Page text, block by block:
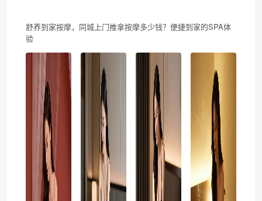
舒养到家按摩，同城上门推拿按摩多少钱？便捷到家的SPA体
验